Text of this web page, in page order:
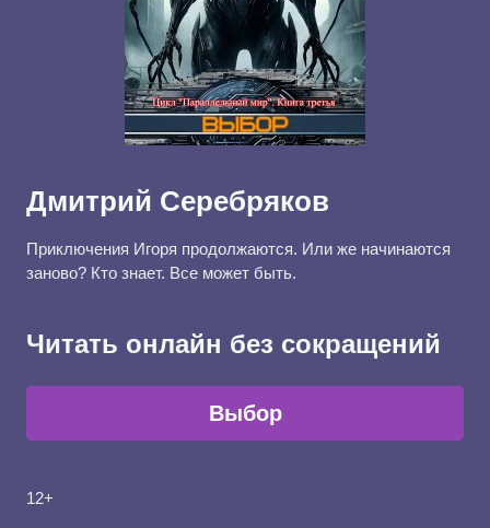
Дмитрий Серебряков
Приключения Игоря продолжаются. Или же начинаются
заново? Кто знает. Все может быть.
Читать онлайн без сокращений
Выбор
12+